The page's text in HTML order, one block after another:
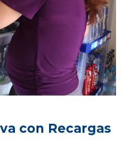
con Recargas